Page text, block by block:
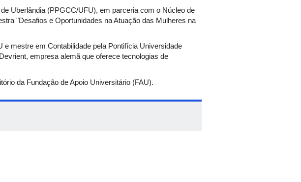
Uberlândia (PPGCC/UFU), em parceria com o Núcleo de
"Desafios e Oportunidades na Atuação das Mulheres na
mestre em Contabilidade pela Pontifícia Universidade
empresa alemã que oferece tecnologias de
da Fundação de Apoio Universitário (FAU).